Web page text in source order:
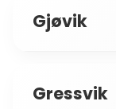
Gjøvik
Hunndalen
Gressvik